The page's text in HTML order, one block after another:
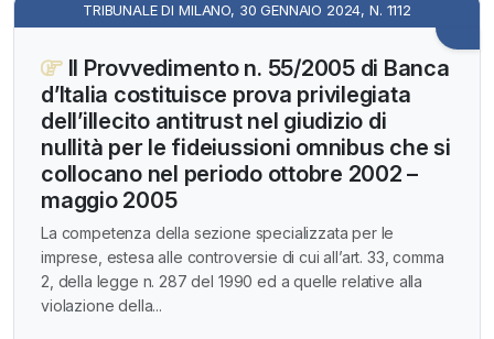
TRIBUNALE DI MILANO, 30 GENNAIO 2024, N. 1112
Il Provvedimento n. 55/2005 di Banca
d’Italia costituisce prova privilegiata
dell’illecito antitrust nel giudizio di
nullità per le fideiussioni omnibus che si
collocano nel periodo ottobre 2002 –
maggio 2005
La competenza della sezione specializzata per le
imprese, estesa alle controversie di cui all’art. 33, comma
2, della legge n. 287 del 1990 ed a quelle relative alla
violazione della...